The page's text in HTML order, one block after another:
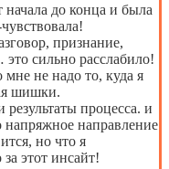
до конца и была
признание,
это сильно расслабило!
не надо то, куда я
шишки.
процесса. и
направление
но что я
этот инсайт!